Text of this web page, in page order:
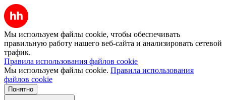
Мы используем файлы cookie, чтобы обеспечивать
правильную работу нашего веб-сайта и анализировать сетевой
трафик.
Правила использования файлов cookie
Мы используем файлы cookie. Правила использования
файлов cookie
Понятно